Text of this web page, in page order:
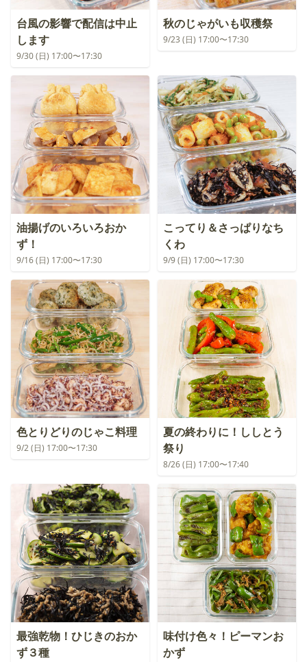
台風の影響で配信は中止
します
9/30 (日) 17:00〜17:30
秋のじゃがいも収穫祭
9/23 (日) 17:00〜17:30
油揚げのいろいろおか
ず！
9/16 (日) 17:00〜17:30
こってり＆さっぱりなち
くわ
9/9 (日) 17:00〜17:30
色とりどりのじゃこ料理
9/2 (日) 17:00〜17:30
夏の終わりに！ししとう
祭り
8/26 (日) 17:00〜17:40
最強乾物！ひじきのおか
ず３種
味付け色々！ピーマンお
かず